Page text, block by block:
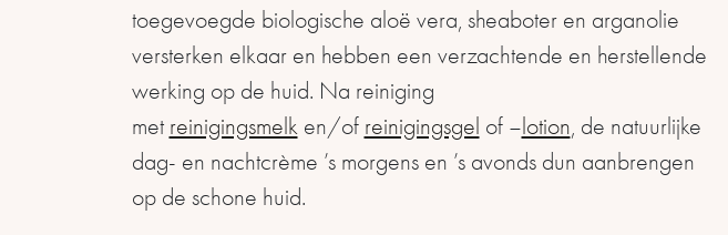
toegevoegde biologische aloë vera, sheaboter en arganolie
versterken elkaar en hebben een verzachtende en herstellende
werking op de huid. Na reiniging
met reinigingsmelken/of reinigingsgel of –lotion, de natuurlijke
dag- en nachtcrème ’s morgens en ’s avonds dun aanbrengen
op de schone huid.